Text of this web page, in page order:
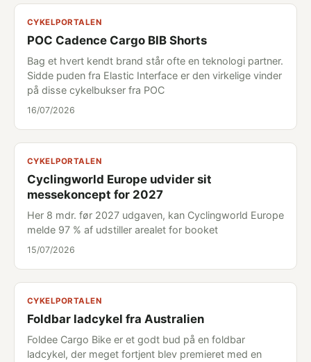
CYKELPORTALEN
POC Cadence Cargo BIB Shorts
Bag et hvert kendt brand står ofte en teknologi partner.
Sidde puden fra Elastic Interface er den virkelige vinder
på disse cykelbukser fra POC
16/07/2026
CYKELPORTALEN
Cyclingworld Europe udvider sit
messekoncept for 2027
Her 8 mdr. før 2027 udgaven, kan Cyclingworld Europe
melde 97 % af udstiller arealet for booket
15/07/2026
CYKELPORTALEN
Foldbar ladcykel fra Australien
Foldee Cargo Bike er et godt bud på en foldbar
ladcykel, der meget fortjent blev premieret med en